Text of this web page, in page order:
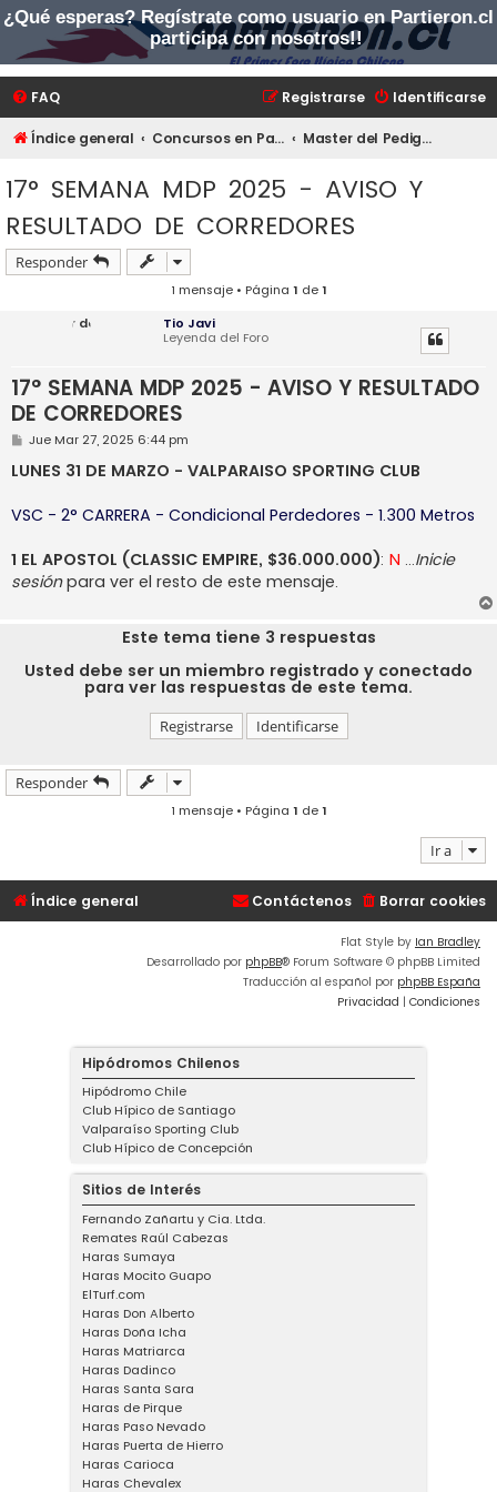
¿Qué esperas? Regístrate como usuario en Partieron.cl
participa con nosotros!!
PARTIERON.CL
El primer foro hípico chileno
FAQ
Identificarse
Registrarse
Índice general Concursos en Partieron.cl Master del Pedigree
17° SEMANA MDP 2025 - AVISO Y
RESULTADO DE CORREDORES
Responder
1 mensaje • Página 1 de1
Tio Javi
Leyenda del Foro
17° SEMANA MDP 2025 - AVISO Y RESULTADO
DE CORREDORES
M
n
s
j
e
Jue Mar 27, 2025 6:44 pm
LUNES 31 DE MARZO - VALPARAISO SPORTING CLUB
VSC - 2° CARRERA - Condicional Perdedores - 1.300 Metros
1 EL APOSTOL (CLASSIC EMPIRE, $36.000.000): N …Inicie
sesiónpara ver el resto de este mensaje.
Este tema tiene 3 respuestas
Usted debe ser un miembro registrado y conectado
para ver las respuestas de este tema.
Registrarse Identificarse
Responder
1 mensaje • Página 1 de1
Ir a
Índice general Borrar cookies
Contáctenos
Flat Style by Ian Bradley
Desarrollado por phpBB® Forum Software © phpBB Limited
Traducción al español por phpBB España
Privacidad | Condiciones
Hipódromos Chilenos
Hipódromo Chile
Club Hípico de Santiago
Valparaíso Sporting Club
Club Hípico de Concepción
Sitios de Interés
Fernando Zañartu y Cia. Ltda.
Remates Raúl Cabezas
Haras Sumaya
Haras Mocito Guapo
ElTurf.com
Haras Don Alberto
Haras Doña Icha
Haras Matriarca
Haras Dadinco
Haras Santa Sara
Haras de Pirque
Haras Paso Nevado
Haras Puerta de Hierro
Haras Carioca
Haras Chevalex